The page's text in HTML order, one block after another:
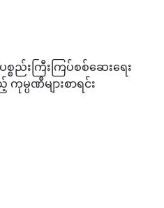
စည်းကြီးကြပ်စစ်ဆေးရေး
ကုမ္ပဏီများစာရင်း